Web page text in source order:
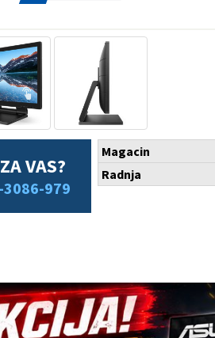
VAS?
3086-979
Magacin
Radnja